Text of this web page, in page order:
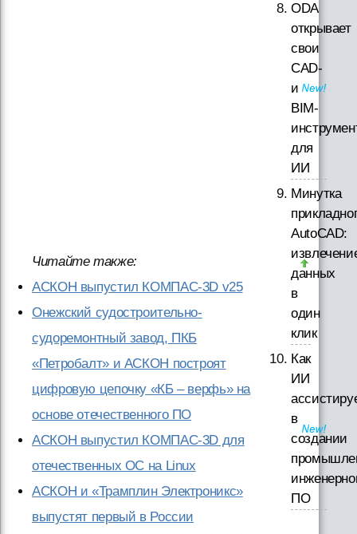
Читайте также:
АСКОН выпустил КОМПАС-3D v25
Онежский судостроительно-
судоремонтный завод, ПКБ
«Петробалт» и АСКОН построят
цифровую цепочку «КБ – верфь» на
основе отечественного ПО
АСКОН выпустил КОМПАС-3D для
отечественных ОС на Linux
АСКОН и «Трамплин Электроникс»
выпустят первый в России
ODA
открывает
свои
CAD-
и
BIM-
для
ИИ
Минутка
AutoCAD:
данных
в
один
клик
Как
ИИ
в
создании
ПО